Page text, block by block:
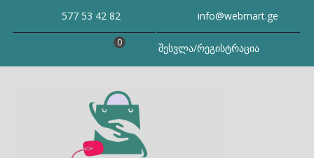
577 53 42 82 info@webmart.ge
შესვლა/რეგისტრაცია
0